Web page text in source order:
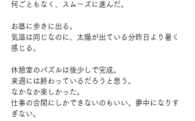
何ごともなく、スムーズに進んだ。
お昼に歩きに出る。
気温は同じなのに、太陽が出ている分昨日より暑く
感じる。
休憩室のパズルは後少しで完成。
来週には終わっているだろうと思う。
なかなか楽しかった。
仕事の合間にしかできないのもいい。夢中になりす
ぎない。